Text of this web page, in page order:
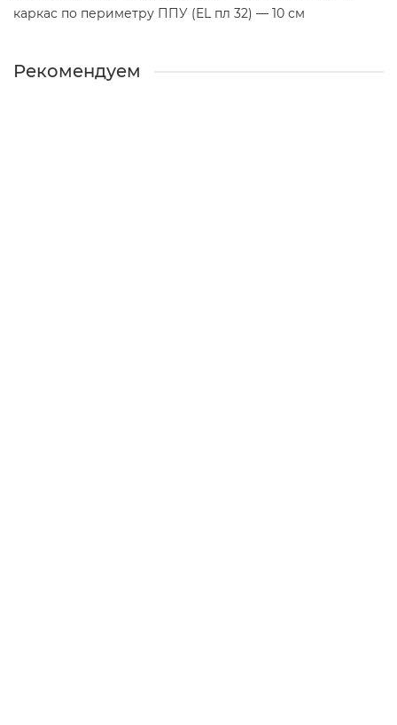
каркас по периметру ППУ (EL пл 32) — 10 см
Рекомендуем